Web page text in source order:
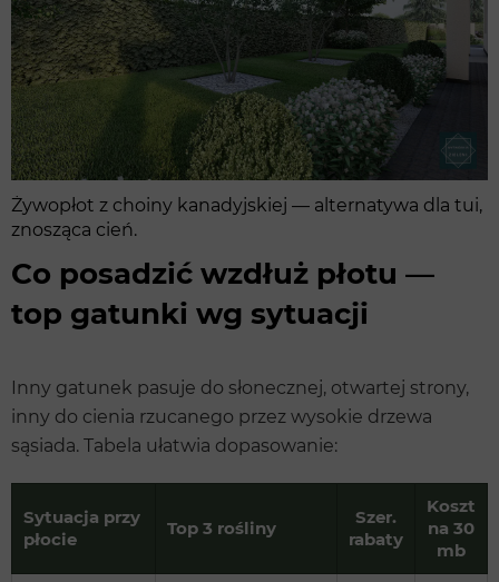
Żywopłot z choiny kanadyjskiej — alternatywa dla tui,
znosząca cień.
Co posadzić wzdłuż płotu —
top gatunki wg sytuacji
Inny gatunek pasuje do słonecznej, otwartej strony,
inny do cienia rzucanego przez wysokie drzewa
sąsiada. Tabela ułatwia dopasowanie:
Sytuacja przy
płocie
Top 3 rośliny
Szer.
rabaty
Koszt
na 30
mb